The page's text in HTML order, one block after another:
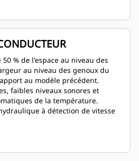
larges à angle de 45 degrés,
de secours et des mains
côté.
dotées de surfaces
points de
intégrés aux zones
qui fixe les vitesses maximales
marche arrière.
% de l'espace au niveau des
au niveau des genoux du
au modèle précédent.
faibles niveaux sonores et
de la température.
à détection de vitesse
équipée d'un siège de nouvelle
de 9 in, refroidissement et